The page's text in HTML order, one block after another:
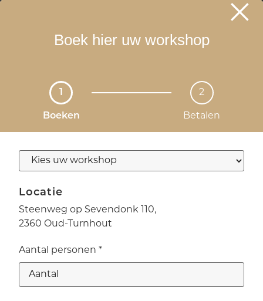
Boek hier uw workshop
Boeken
2
Betalen
Locatie
Steenweg op Sevendonk 110,
2360 Oud-Turnhout
Aantal personen*